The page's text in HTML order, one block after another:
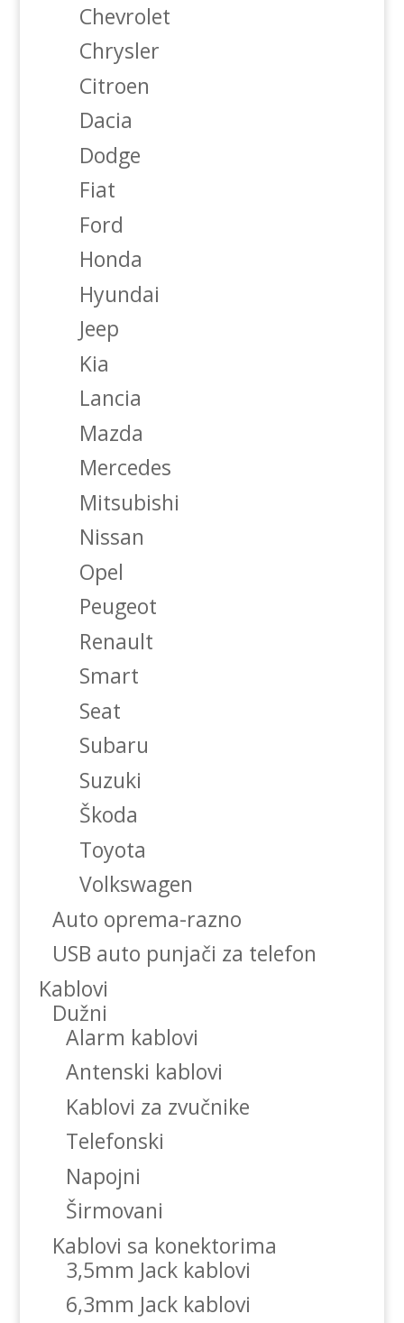
Chevrolet
Chrysler
Citroen
Dacia
Dodge
Fiat
Ford
Honda
Hyundai
Jeep
Kia
Lancia
Mazda
Mercedes
Mitsubishi
Nissan
Opel
Peugeot
Renault
Smart
Seat
Subaru
Suzuki
Škoda
Toyota
Volkswagen
Auto oprema-razno
USB auto punjači za telefon
Kablovi
Dužni
Alarm kablovi
Antenski kablovi
Kablovi za zvučnike
Telefonski
Napojni
Širmovani
Kablovi sa konektorima
3,5mm Jack kablovi
6,3mm Jack kablovi